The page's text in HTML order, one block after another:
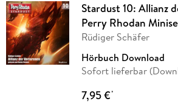
Stardust 10: Allianz
Perry Rhodan
Rüdiger Schäfer
Hörbuch Download
Sofort lieferbar
7,95 €*